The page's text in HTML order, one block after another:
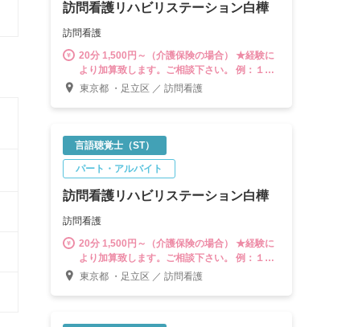
訪問看護リハビリステーション白樺
訪問看護
20分 1,500円～（介護保険の場合） ★経験に
より加算致します。ご相談下さい。 例：１件
が60分の場合 → 4,500円～ 医療保険
東京都 ・足立区 ／ 訪問看護
言語聴覚士（ST）
パート・アルバイト
訪問看護リハビリステーション白樺
訪問看護
20分 1,500円～（介護保険の場合） ★経験に
より加算致します。ご相談下さい。 例：１件
が60分の場合 → 4,500円～ 医療保険
東京都 ・足立区 ／ 訪問看護